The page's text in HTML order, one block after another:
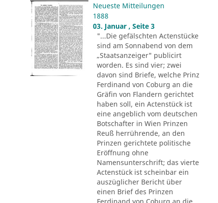
Neueste Mitteilungen
1888
03. Januar , Seite 3
"...Die gefälschten Actenstücke
sind am Sonnabend von dem
„Staatsanzeiger" publicirt
worden. Es sind vier; zwei
davon sind Briefe, welche Prinz
Ferdinand von Coburg an die
Gräfin von Flandern gerichtet
haben soll, ein Actenstück ist
eine angeblich vom deutschen
Botschafter in Wien Prinzen
Reuß herrührende, an den
Prinzen gerichtete politische
Eröffnung ohne
Namensunterschrift; das vierte
Actenstück ist scheinbar ein
auszüglicher Bericht über
einen Brief des Prinzen